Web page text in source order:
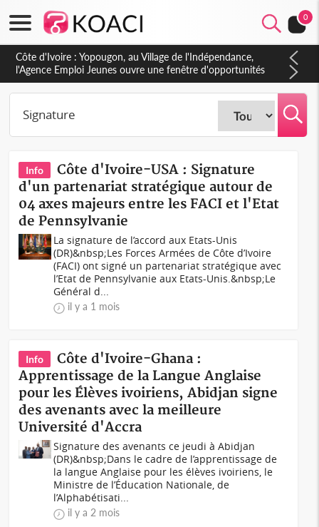
0
Côte d'Ivoire : CHU de Treichville, après la fronde, les agents
contractuels obtiennent un accord avec la direction sur les
arriérés du SMIG 2023
Info
Côte d'Ivoire-USA : Signature
d'un partenariat stratégique autour de
04 axes majeurs entre les FACI et l'Etat
de Pennsylvanie
La signature de l’accord aux Etats-Unis
(DR)&nbsp;Les Forces Armées de Côte d’Ivoire
(FACI) ont signé un partenariat stratégique avec
l’Etat de Pennsylvanie aux Etats-Unis.&nbsp;Le
Général d...
il y a 1 mois
Info
Côte d'Ivoire-Ghana :
Apprentissage de la Langue Anglaise
pour les Élèves ivoiriens, Abidjan signe
des avenants avec la meilleure
Université d'Accra
Signature des avenants ce jeudi à Abidjan
(DR)&nbsp;Dans le cadre de l’apprentissage de
la langue Anglaise pour les élèves ivoiriens, le
Ministre de l’Éducation Nationale, de
l’Alphabétisati...
il y a 2 mois